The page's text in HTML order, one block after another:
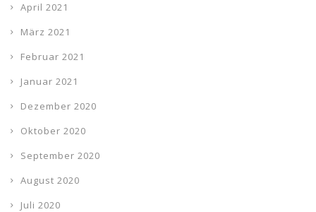
April 2021
März 2021
Februar 2021
Januar 2021
Dezember 2020
Oktober 2020
September 2020
August 2020
Juli 2020